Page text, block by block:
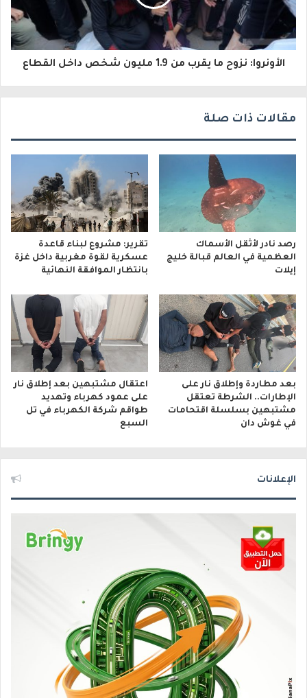
ر
و
ي
الأونروا: نزوح ما يقرب من 1.9 مليون شخص داخل القطاع
مقالات ذات صلة
رصد نادر لأثقل الأسماك
العظمية في العالم قبالة خليج
إيلات
تقرير: مشروع لبناء قاعدة
عسكرية لقوة مغربية داخل غزة
بانتظار الموافقة النهائية
بعد مطاردة وإطلاق نار على
الإطارات.. الشرطة تعتقل
مشتبهين بسلسلة اقتحامات
في غوش دان
اعتقال مشتبهين بعد إطلاق نار
على عمود كهرباء وتهديد
طواقم شركة الكهرباء في تل
السبع
الإعلانات